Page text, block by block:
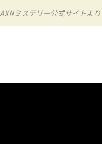
AXNミステリー公式サイトより